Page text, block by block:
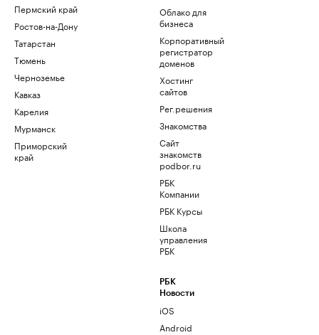
Пермский край
Ростов-на-Дону
Татарстан
Тюмень
Черноземье
Кавказ
Карелия
Мурманск
Приморский
край
Облако для
бизнеса
Корпоративный
регистратор
доменов
Хостинг
сайтов
Рег.решения
Знакомства
Сайт
знакомств
podbor.ru
РБК
Компании
РБК Курсы
Школа
управления
РБК
РБК
Новости
iOS
Android